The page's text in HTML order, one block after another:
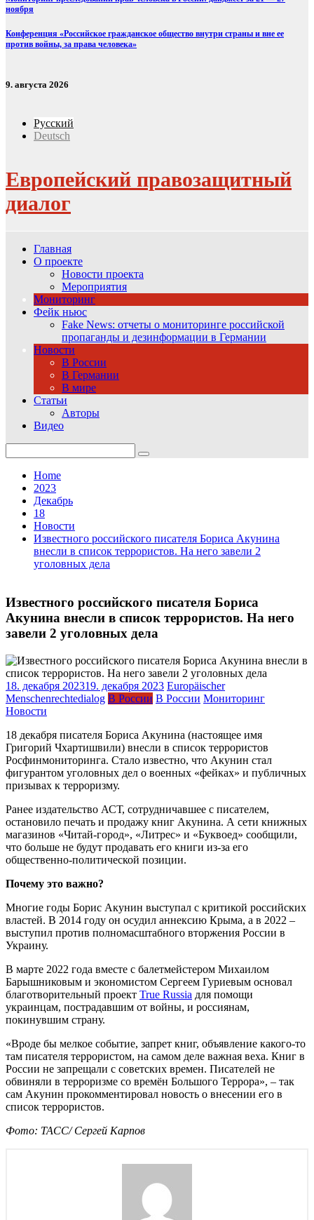
ноября
Конференция «Российское гражданское общество внутри страны и вне ее
против войны, за права человека»
9. августа 2026
Русский
Deutsch
Европейский правозащитный
диалог
Главная
О проекте
Новости проекта
Мероприятия
Мониторинг
Фейк ньюс
Fake News: отчеты о мониторинге российской
пропаганды и дезинформации в Германии
Новости
В России
В Германии
В мире
Статьи
Авторы
Видео
for:
Home
2023
Декабрь
18
Новости
Известного российского писателя Бориса Акунина
внесли в список террористов. На него завели 2
уголовных дела
Известного российского писателя Бориса
Акунина внесли в список террористов. На него
завели 2 уголовных дела
18. декабря 202319. декабря 2023 Europäischer
Menschenrechtedialog В России В России Мониторинг
Новости
18 декабря писателя Бориса Акунина (настоящее имя
Григорий Чхартишвили) внесли в список террористов
Росфинмониторинга. Стало известно, что Акунин стал
фигурантом уголовных дел о военных «фейках» и публичных
призывах к терроризму.
Ранее издательство АСТ, сотрудничавшее с писателем,
остановило печать и продажу книг Акунина. А сети книжных
магазинов «Читай-город», «Литрес» и «Буквоед» сообщили,
что больше не будут продавать его книги из-за его
общественно-политической позиции.
Почему это важно?
Многие годы Борис Акунин выступал с критикой российских
властей. В 2014 году он осудил аннексию Крыма, а в 2022 –
выступил против полномасштабного вторжения России в
Украину.
В марте 2022 года вместе с балетмейстером Михаилом
Барышниковым и экономистом Сергеем Гуриевым основал
благотворительный проект True Russia для помощи
украинцам, пострадавшим от войны, и россиянам,
покинувшим страну.
«Вроде бы мелкое событие, запрет книг, объявление какого-то
там писателя террористом, на самом деле важная веха. Книг в
России не запрещали с советских времен. Писателей не
обвиняли в терроризме со времён Большого Террора», – так
сам Акунин прокомментировал новость о внесении его в
список террористов.
Фото: ТАСС/ Сергей Карпов